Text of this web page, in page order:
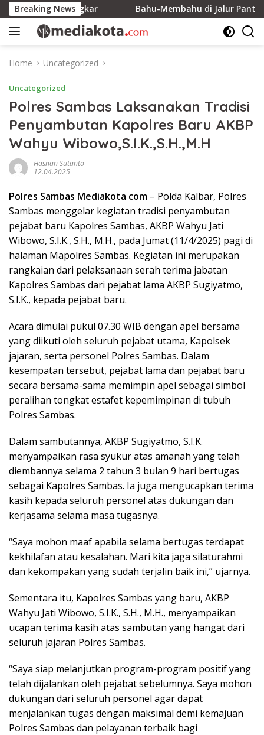
Skip
to
content
Breaking News
Ribu Ingkar Bahu-Membahu di Jalur Pantai,
Home Uncategorized
Uncategorized
Polres Sambas Laksanakan Tradisi
Penyambutan Kapolres Baru AKBP
Wahyu Wibowo,S.I.K.,S.H.,M.H
Hasnan Sutanto
12.04.2025
Polres Sambas Mediakota com – Polda Kalbar, Polres
Sambas menggelar kegiatan tradisi penyambutan
pejabat baru Kapolres Sambas, AKBP Wahyu Jati
Wibowo, S.I.K., S.H., M.H., pada Jumat (11/4/2025) pagi di
halaman Mapolres Sambas. Kegiatan ini merupakan
rangkaian dari pelaksanaan serah terima jabatan
Kapolres Sambas dari pejabat lama AKBP Sugiyatmo,
S.I.K., kepada pejabat baru.
Acara dimulai pukul 07.30 WIB dengan apel bersama
yang diikuti oleh seluruh pejabat utama, Kapolsek
jajaran, serta personel Polres Sambas. Dalam
kesempatan tersebut, pejabat lama dan pejabat baru
secara bersama-sama memimpin apel sebagai simbol
peralihan tongkat estafet kepemimpinan di tubuh
Polres Sambas.
Dalam sambutannya, AKBP Sugiyatmo, S.I.K.
menyampaikan rasa syukur atas amanah yang telah
diembannya selama 2 tahun 3 bulan 9 hari bertugas
sebagai Kapolres Sambas. Ia juga mengucapkan terima
kasih kepada seluruh personel atas dukungan dan
kerjasama selama masa tugasnya.
“Saya mohon maaf apabila selama bertugas terdapat
kekhilafan atau kesalahan. Mari kita jaga silaturahmi
dan kekompakan yang sudah terjalin baik ini,” ujarnya.
Sementara itu, Kapolres Sambas yang baru, AKBP
Wahyu Jati Wibowo, S.I.K., S.H., M.H., menyampaikan
ucapan terima kasih atas sambutan yang hangat dari
seluruh jajaran Polres Sambas.
“Saya siap melanjutkan program-program positif yang
telah dijalankan oleh pejabat sebelumnya. Saya mohon
dukungan dari seluruh personel agar dapat
menjalankan tugas dengan maksimal demi kemajuan
Polres Sambas dan pelayanan terbaik bagi